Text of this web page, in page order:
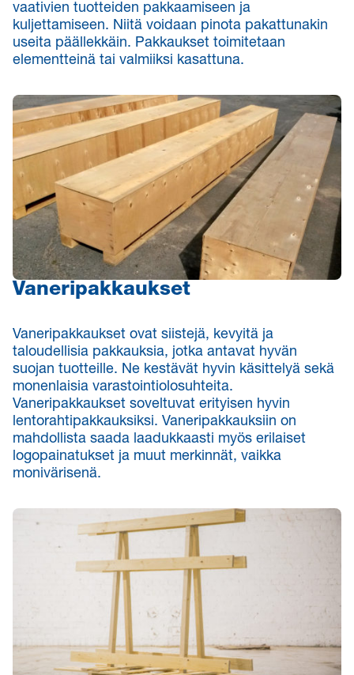
vaativien tuotteiden pakkaamiseen ja
kuljettamiseen. Niitä voidaan pinota pakattunakin
useita päällekkäin. Pakkaukset toimitetaan
elementteinä tai valmiiksi kasattuna.
Vaneripakkaukset
Vaneripakkaukset ovat siistejä, kevyitä ja
taloudellisia pakkauksia, jotka antavat hyvän
suojan tuotteille. Ne kestävät hyvin käsittelyä sekä
monenlaisia varastointiolosuhteita.
Vaneripakkaukset soveltuvat erityisen hyvin
lentorahtipakkauksiksi. Vaneripakkauksiin on
mahdollista saada laadukkaasti myös erilaiset
logopainatukset ja muut merkinnät, vaikka
monivärisenä.